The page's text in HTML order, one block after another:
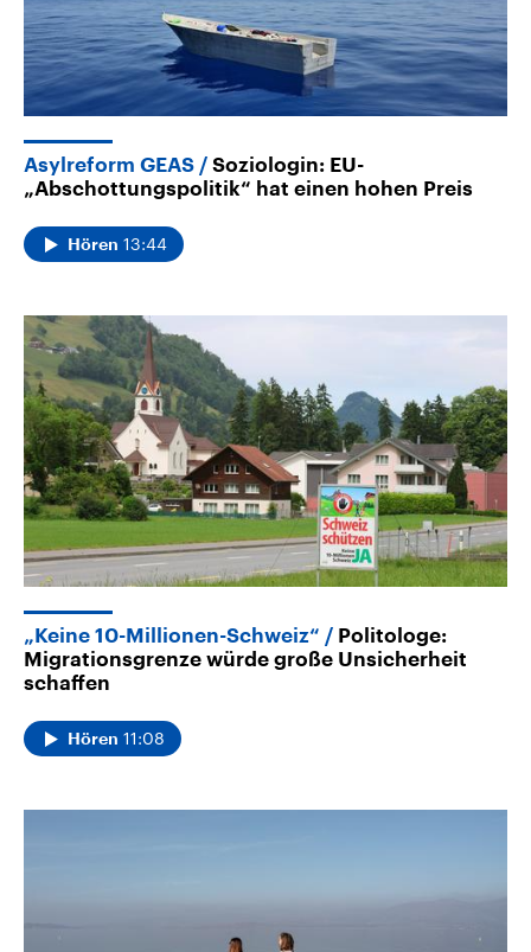
Asylreform GEAS
Soziologin: EU-
„Abschottungspolitik“ hat einen hohen Preis
Hören 13:44
„Keine 10-Millionen-Schweiz“
Politologe:
Migrationsgrenze würde große Unsicherheit
schaffen
Hören 11:08